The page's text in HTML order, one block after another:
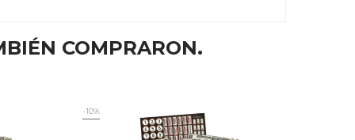
COMPRARON.
-10%